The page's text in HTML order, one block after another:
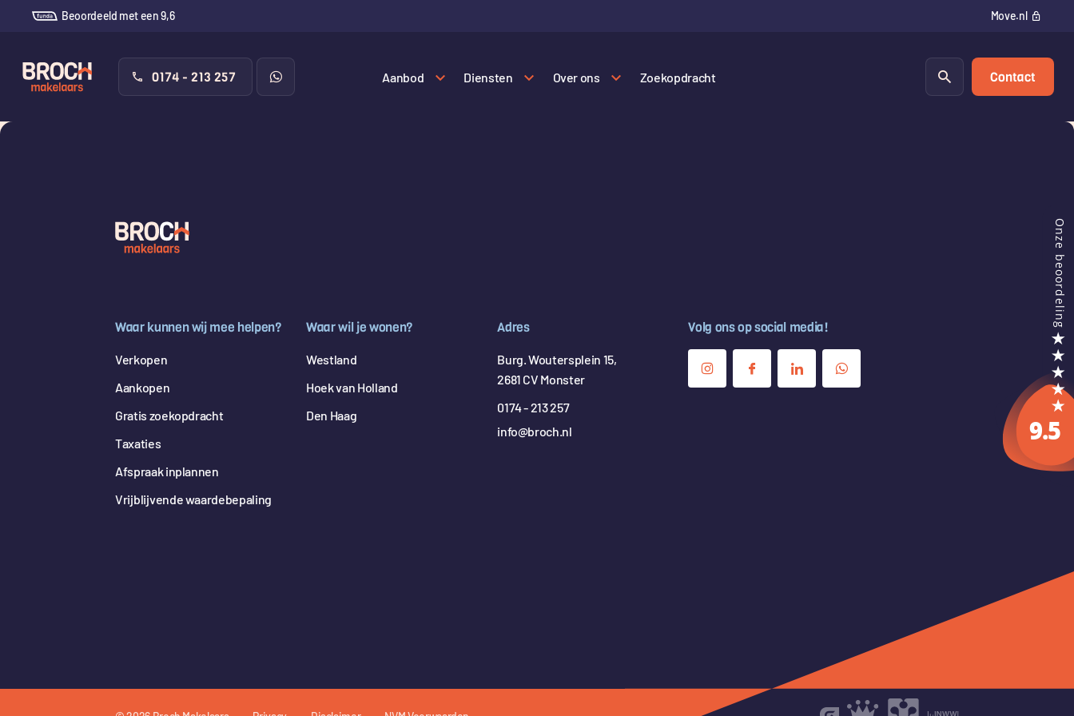
Beoordeeld met een 9,6 Move.nl
0174 - 213 257 Aanbod Diensten Over ons Zoekopdracht Contact
Waar kunnen wij mee helpen?
Verkopen
Aankopen
Gratis zoekopdracht
Taxaties
Afspraak inplannen
Vrijblijvende waardebepaling
Waar wil je wonen?
Westland
Hoek van Holland
Den Haag
Adres
Burg. Woutersplein 15,
2681 CV Monster
0174 - 213 257
info@broch.nl
Volg ons op social media!